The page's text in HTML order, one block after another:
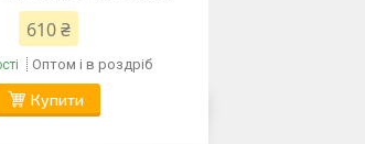
610 ₴
Оптом і в роздріб
Купити